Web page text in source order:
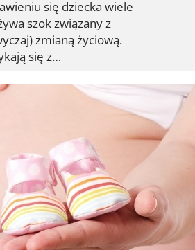
się dziecka wiele
szok związany z
zmianą życiową.
się z…